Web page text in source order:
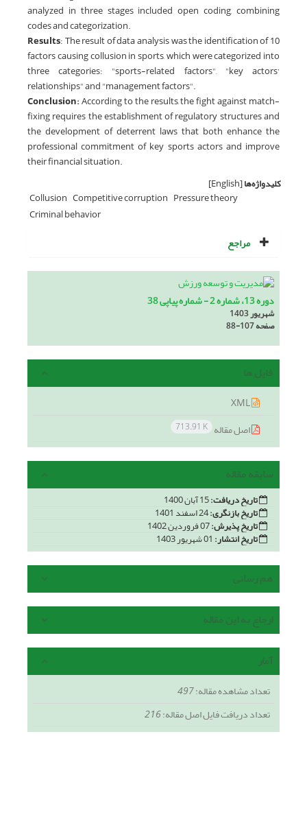
analyzed in three stages included open coding, combining
codes and categorization.
Results: The result of data analysis was the identification of 10
factors causing collusion in sports, which were categorized into
three categories: "sports-related factors", "key actors’
relationships" and "management factors".
Conclusion:According to the results, the fight against match-
fixing requires the establishment of regulatory structures and
the development of deterrent laws that both enhance the
professional commitment of key sports actors and improve
their financial situation.
کلیدواژه‌ها[English]
Collusion Competitive corruption Pressure theory
Criminal behavior
مراجع
دوره 13، شماره 2 - شماره پیاپی 38
شهریور 1403
صفحه88-107
فایل ها
اصل مقاله 713.91 K
سابقه مقاله
تاریخ دریافت:
تاریخ بازنگری:24 اسفند 1401
تاریخ پذیرش:
تاریخ انتشار:
هم رسانی
ارجاع به این مقاله
آمار
تعداد مشاهده مقاله:497
تعداد دریافت فایل اصل مقاله:216